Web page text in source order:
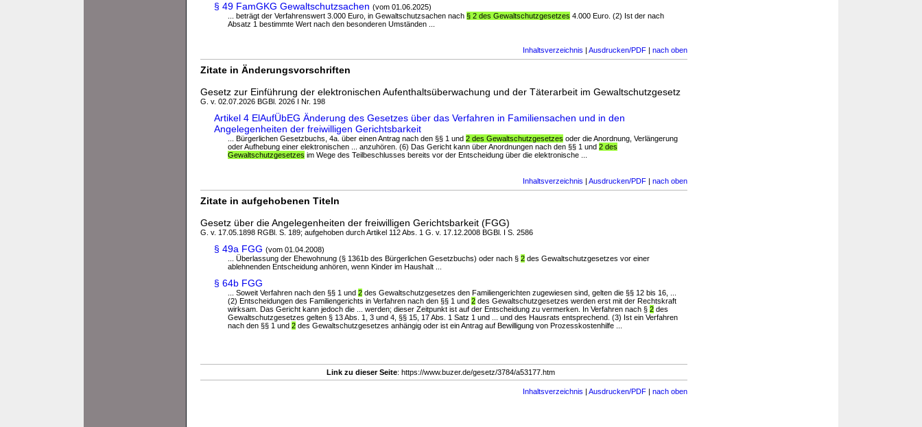
§ 49 FamGKG Gewaltschutzsachen (vom 01.06.2025)
... beträgt der Verfahrenswert 3.000 Euro, in Gewaltschutzsachen nach § 2 des Gewaltschutzgesetzes 4.000 Euro. (2) Ist der nach
Absatz 1 bestimmte Wert nach den besonderen Umständen ...
Inhaltsverzeichnis | Ausdrucken/PDF | nach oben
Zitate in Änderungsvorschriften
Gesetz zur Einführung der elektronischen Aufenthaltsüberwachung und der Täterarbeit im Gewaltschutzgesetz
G. v. 02.07.2026 BGBl. 2026 I Nr. 198
Artikel 4 ElAufÜbEG Änderung des Gesetzes über das Verfahren in Familiensachen und in den
Angelegenheiten der freiwilligen Gerichtsbarkeit
... Bürgerlichen Gesetzbuchs, 4a. über einen Antrag nach den §§ 1 und 2 des Gewaltschutzgesetzes oder die Anordnung, Verlängerung
oder Aufhebung einer elektronischen ... anzuhören. (6) Das Gericht kann über Anordnungen nach den §§ 1 und 2 des
Gewaltschutzgesetzes im Wege des Teilbeschlusses bereits vor der Entscheidung über die elektronische ...
Inhaltsverzeichnis | Ausdrucken/PDF | nach oben
Zitate in aufgehobenen Titeln
Gesetz über die Angelegenheiten der freiwilligen Gerichtsbarkeit (FGG)
G. v. 17.05.1898 RGBl. S. 189; aufgehoben durch Artikel 112 Abs. 1 G. v. 17.12.2008 BGBl. I S. 2586
§ 49a FGG (vom 01.04.2008)
... Überlassung der Ehewohnung (§ 1361b des Bürgerlichen Gesetzbuchs) oder nach § 2 des Gewaltschutzgesetzes vor einer
ablehnenden Entscheidung anhören, wenn Kinder im Haushalt ...
§ 64b FGG
... Soweit Verfahren nach den §§ 1 und 2 des Gewaltschutzgesetzes den Familiengerichten zugewiesen sind, gelten die §§ 12 bis 16, ...
(2) Entscheidungen des Familiengerichts in Verfahren nach den §§ 1 und 2 des Gewaltschutzgesetzes werden erst mit der Rechtskraft
wirksam. Das Gericht kann jedoch die ... werden; dieser Zeitpunkt ist auf der Entscheidung zu vermerken. In Verfahren nach § 2 des
Gewaltschutzgesetzes gelten § 13 Abs. 1, 3 und 4, §§ 15, 17 Abs. 1 Satz 1 und ... und des Hausrats entsprechend. (3) Ist ein Verfahren
nach den §§ 1 und 2 des Gewaltschutzgesetzes anhängig oder ist ein Antrag auf Bewilligung von Prozesskostenhilfe ...
Link zu dieser Seite: https://www.buzer.de/gesetz/3784/a53177.htm
Inhaltsverzeichnis | Ausdrucken/PDF | nach oben